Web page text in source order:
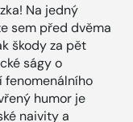
Na jedný
sem před dvěma
škody za pět
ságy o
fenomenálního
humor je
naivity a